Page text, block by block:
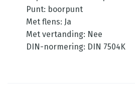
Punt: boorpunt
Met flens: Ja
Met vertanding: Nee
DIN-normering: DIN 7504K